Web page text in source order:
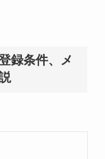
録条件、メ